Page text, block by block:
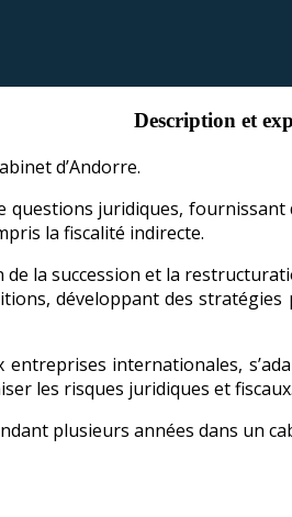
Description et
d’Andorre.
questions juridiques,
la fiscalité indirecte.
de la succession et la
développant des
entreprises internationales,
les risques juridiques et fiscaux.
plusieurs années dans un